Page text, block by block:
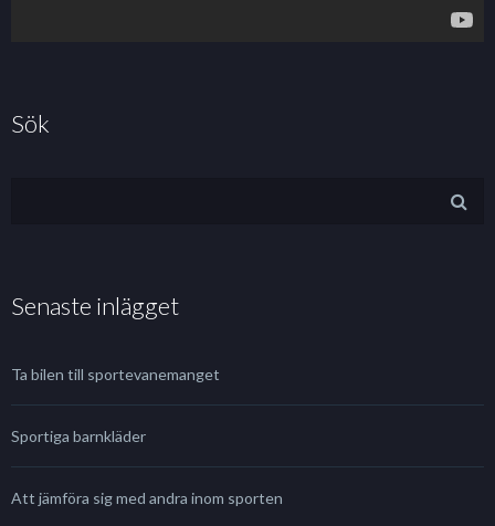
Sök
Senaste inlägget
Ta bilen till sportevanemanget
Sportiga barnkläder
Att jämföra sig med andra inom sporten